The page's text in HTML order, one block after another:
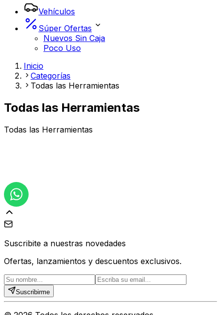
Vehículos
Súper Ofertas
Nuevos Sin Caja
Poco Uso
Inicio
Categorías
Todas las Herramientas
Todas las Herramientas
Todas las Herramientas
Suscribite a nuestras novedades
Ofertas, lanzamientos y descuentos exclusivos.
Suscribirme